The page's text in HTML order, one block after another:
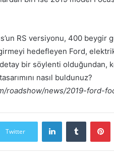
RS versiyonu, 400 beygir
hedefleyen Ford,
bir söylenti olduğundan,
nasıl buldunuz?
roadshow/news/2019-ford-
Twitter